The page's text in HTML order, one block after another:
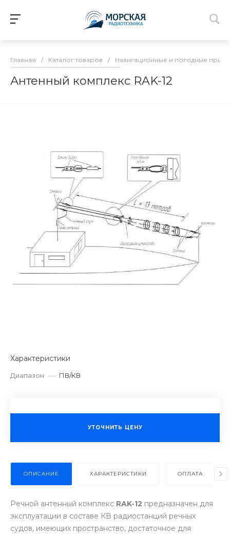
Главная / Каталог товаров / Навигационные и погодные
Антенный комплекс RAK-12
Характеристики
Диапазон — ПВ/КВ
УТОЧНИТЬ ЦЕНУ
ОПИСАНИЕ ХАРАКТЕРИСТИКИ ОПЛАТА
Речной антенный комплекс RAK-12 предназначен для
эксплуатации в составе КВ радиостанций речных
судов, имеющих пространство, достаточное для